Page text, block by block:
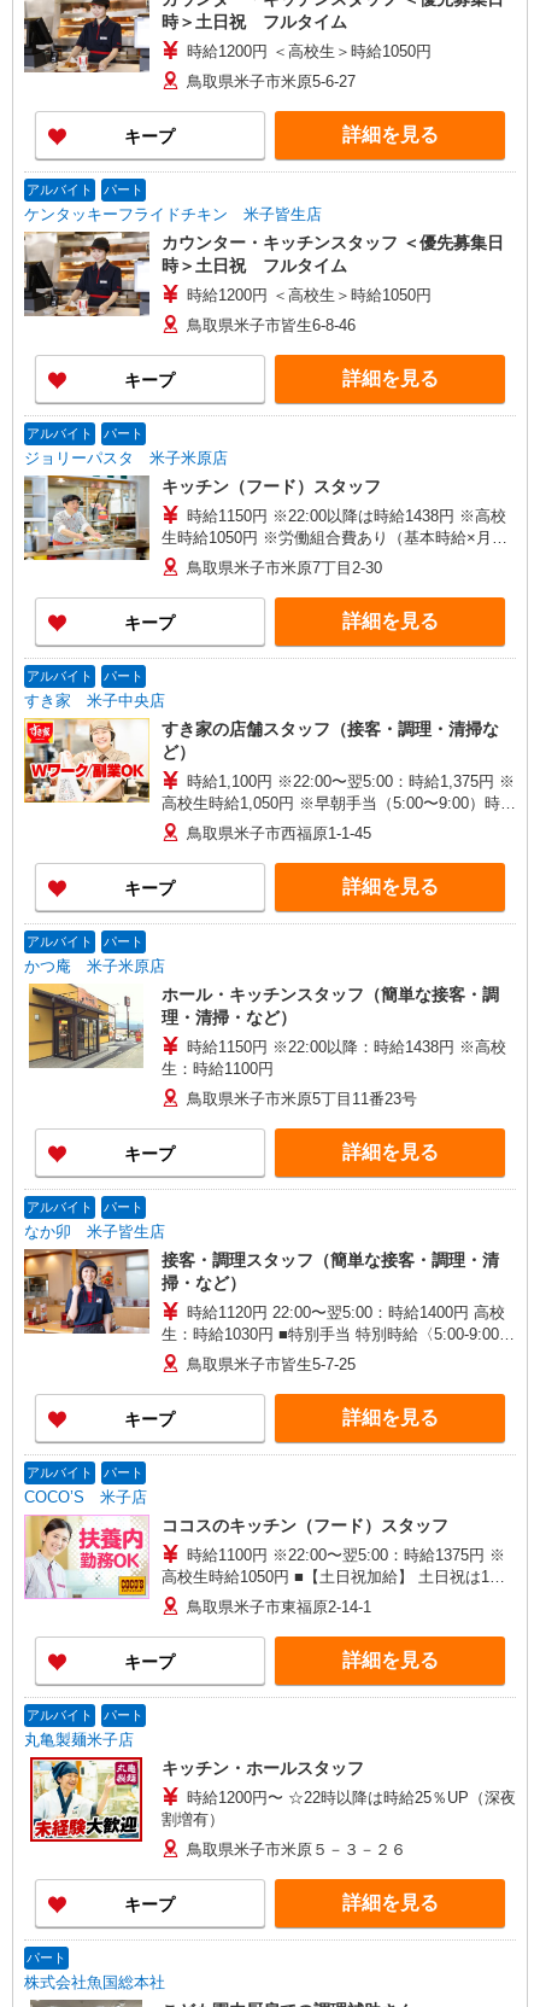
時＞土日祝 フルタイム
時給1200円 ＜高校生＞時給1050円
鳥取県米子市米原5-6-27
キープ 詳細を見る
アルバイト パート
ケンタッキーフライドチキン 米子皆生店
カウンター・キッチンスタッフ ＜優先募集日
時＞土日祝 フルタイム
時給1200円 ＜高校生＞時給1050円
鳥取県米子市皆生6-8-46
キープ 詳細を見る
アルバイト パート
ジョリーパスタ 米子米原店
キッチン（フード）スタッフ
時給1150円 ※22:00以降は時給1438円 ※高校
生時給1050円 ※労働組合費あり（基本時給×月間
時間数×1.8％） ■土日・祝手当 土日・祝は時給＋
50円
鳥取県米子市米原7丁目2-30
キープ 詳細を見る
アルバイト パート
すき家 米子中央店
すき家の店舗スタッフ（接客・調理・清掃な
ど）
時給1,100円 ※22:00〜翌5:00：時給1,375円 ※
高校生時給1,050円 ※早朝手当（5:00〜9:00）時給
＋150円
鳥取県米子市西福原1-1-45
キープ 詳細を見る
アルバイト パート
かつ庵 米子米原店
ホール・キッチンスタッフ（簡単な接客・調
理・清掃・など）
時給1150円 ※22:00以降：時給1438円 ※高校
生：時給1100円
鳥取県米子市米原5丁目11番23号
キープ 詳細を見る
アルバイト パート
なか卯 米子皆生店
接客・調理スタッフ（簡単な接客・調理・清
掃・など）
時給1120円 22:00〜翌5:00：時給1400円 高校
生：時給1030円 ■特別手当 特別時給〈5:00-9:00も
深夜時給と同額〉
鳥取県米子市皆生5-7-25
キープ 詳細を見る
アルバイト パート
COCO’S 米子店
ココスのキッチン（フード）スタッフ
時給1100円 ※22:00〜翌5:00：時給1375円 ※
高校生時給1050円 ■【土日祝加給】 土日祝は1時
間当たり＋100円 ■特別手当 早朝手当（5:00〜
8:00）時給＋200円
鳥取県米子市東福原2-14-1
キープ 詳細を見る
アルバイト パート
丸亀製麺米子店
キッチン・ホールスタッフ
時給1200円〜 ☆22時以降は時給25％UP（深夜
割増有）
鳥取県米子市米原５－３－２６
キープ 詳細を見る
パート
株式会社魚国総本社